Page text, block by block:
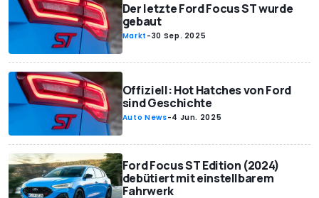
Der letzte Ford Focus ST wurde
gebaut
Markt -30 Sep. 2025
Offiziell: Hot Hatches von Ford
sind Geschichte
Auto News-4 Jun. 2025
Ford Focus ST Edition (2024)
debütiert mit einstellbarem
Fahrwerk